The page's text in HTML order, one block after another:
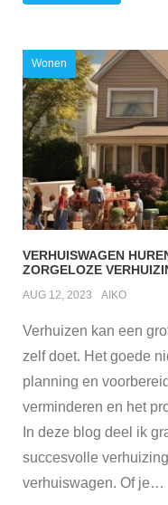
VERHUISWAGEN
ZORGELOZE
AUG 12, 2023 AIKO
Wonen
Verhuizen kan een
zelf doet. Het goede
planning en
verminderen en het
In deze blog deel ik
succesvolle
verhuiswagen. Of je…